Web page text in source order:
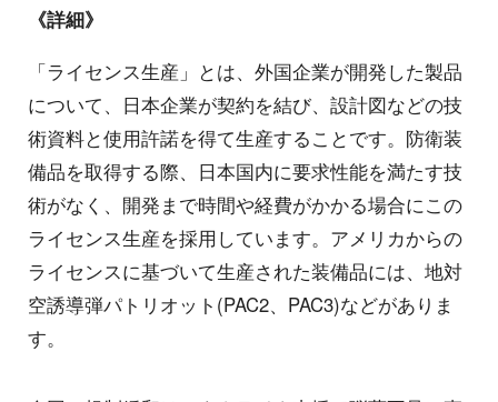
《詳細》
「ライセンス生産」とは、外国企業が開発した製品
について、日本企業が契約を結び、設計図などの技
術資料と使用許諾を得て生産することです。防衛装
備品を取得する際、日本国内に要求性能を満たす技
術がなく、開発まで時間や経費がかかる場合にこの
ライセンス生産を採用しています。アメリカからの
ライセンスに基づいて生産された装備品には、地対
空誘導弾パトリオット(PAC2、PAC3)などがありま
す。